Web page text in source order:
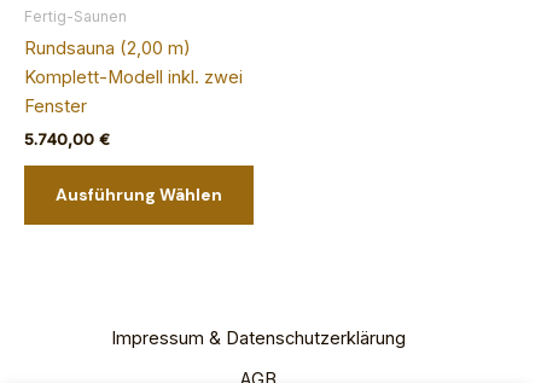
Fertig-Saunen
Rundsauna (2,00 m)
Komplett-Modell inkl. zwei
Fenster
5.740,00 €
Ausführung Wählen
Dieses
weist
Die
Optionen
Impressum & Datenschutzerklärung